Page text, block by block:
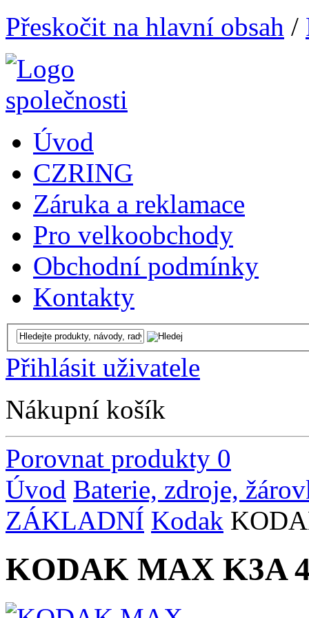
Přeskočit na hlavní obsah /
Úvod
CZRING
Záruka a reklamace
Pro velkoobchody
Obchodní podmínky
Kontakty
Přihlásit uživatele
Nákupní košík
Porovnat produkty 0
Úvod Baterie, zdroje,
ZÁKLADNÍ Kodak
KODAK MAX K3A